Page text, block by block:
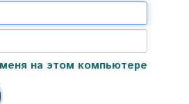
на этом компьютере